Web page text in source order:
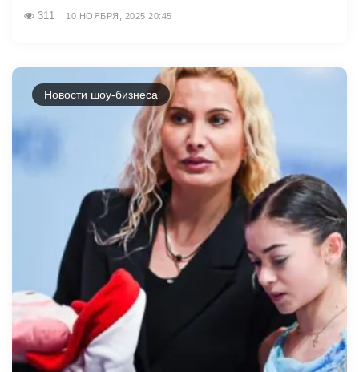
311 10 НОЯБРЯ, 2025 20:45
Новости шоу-бизнеса